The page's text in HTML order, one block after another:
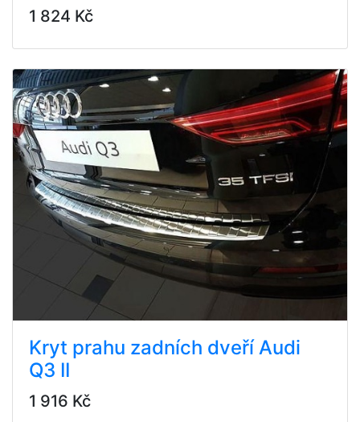
1 824 Kč
Kryt prahu zadních dveří Audi
Q3 II
1 916 Kč